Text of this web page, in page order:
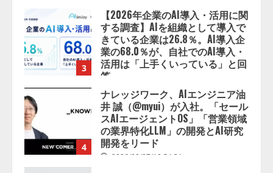
3
【2026年企業のAI導入・活用に関
する調査】AIを組織として導入で
きている企業は26.8％。AI導入企
業の68.0％が、自社でのAI導入・
活用は「上手くいっている」と回
答
2026/08/07/13:53:50
4
ナレッジワーク、AIエンジニア油
井 誠（@myui）が入社。「セール
スAIエージェントOS」「営業領域
の業界特化LLM」の開発とAI研究
開発をリード
2026/08/07/10:54:31